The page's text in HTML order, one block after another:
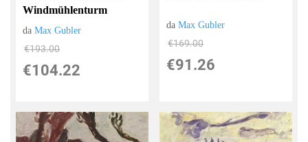
Windmühlenturm
daMax Gubler
€193.00
€104.22
daMax Gubler
€169.00
€91.26